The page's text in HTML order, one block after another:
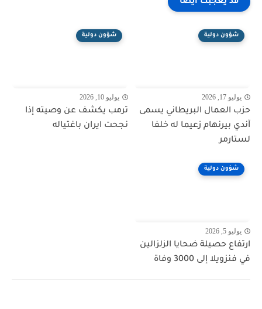
شؤون دولية
يوليو 17, 2026
حزب العمال البريطاني يسمى
آندي بيرنهام زعيما له خلفا
لستارمر
شؤون دولية
يوليو 10, 2026
ترمب يكشف عن وصيته إذا
نجحت ايران باغتياله
شؤون دولية
يوليو 5, 2026
ارتفاع حصيلة ضحايا الزلزالين
في فنزويلا إلى 3000 وفاة